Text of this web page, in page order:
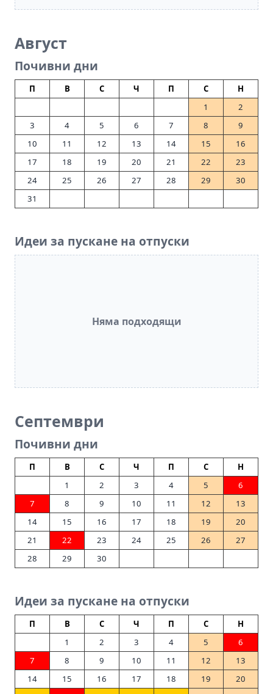
Август
Почивни дни
П В С Ч П С
Н
1
2
3
4 5 6 7 8
9
10
11 12 13 14 15
16
17
18 19 20 21 22
23
24
25 26 27 28 29
30
31
Идеи за пускане на отпуски
Няма подходящи
Септември
Почивни дни
П В С Ч П С
Н
1
2 3 4 5
6
7
8 9 10 11 12
13
14
15 16 17 18 19
20
21
22 23 24 25 26
27
28
29 30
Идеи за пускане на отпуски
П В С Ч П С
Н
1
2 3 4 5
6
7
8 9 10 11 12
13
14
15 16 17 18 19
20